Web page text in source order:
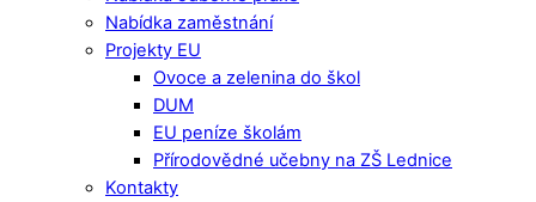
Nabídka zaměstnání
Projekty EU
Ovoce a zelenina do škol
DUM
EU peníze školám
Přírodovědné učebny na ZŠ Lednice
Kontakty